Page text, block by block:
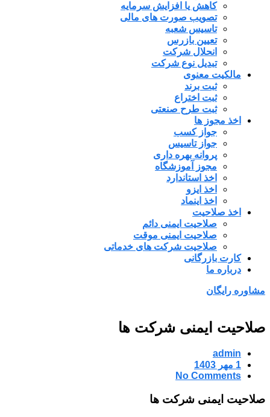
کاهش یا افزایش سرمایه
تصویب صورت های مالی
تاسیس شعبه
تعیین بازرس
انحلال شرکت
تبدیل نوع شرکت
مالکیت معنوی
ثبت برند
ثبت اختراع
ثبت طرح صنعتی
اخذ مجوز ها
جواز کسب
جواز تاسیس
پروانه بهره داری
مجوز آموزشگاه
اخذ استاندارد
اخذ ایزو
اخذ اینماد
اخذ صلاحیت
صلاحیت ایمنی دائم
صلاحیت ایمنی موقت
صلاحیت شرکت های خدماتی
کارت بازرگانی
درباره ما
مشاوره رایگان
صلاحیت ایمنی شرکت ها
admin
1 مهر 1403
No Comments
صلاحیت ایمنی شرکت ها